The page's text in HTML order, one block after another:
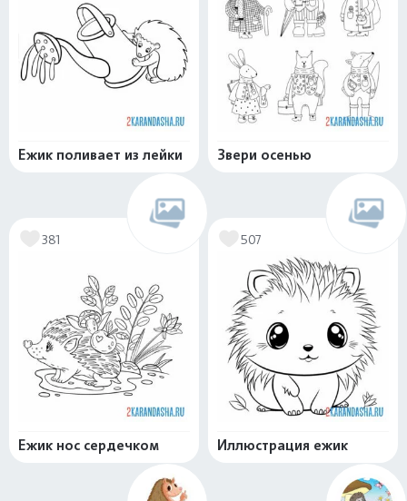
Ежик поливает из лейки Звери осенью
381
Ежик нос сердечком
507
Иллюстрация ежик